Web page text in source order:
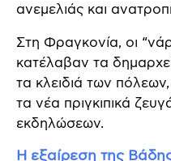
ανεμελιάς και
Στη Φραγκονία, οι
κατέλαβαν τα
τα κλειδιά των
τα νέα πριγκιπικά
εκδηλώσεων.
Η εξαίρεση της